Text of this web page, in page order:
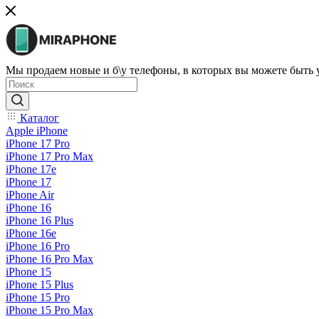
Мы продаем новые и б\у телефоны, в которых вы можете быть
Каталог
Apple iPhone
iPhone 17 Pro
iPhone 17 Pro Max
iPhone 17e
iPhone 17
iPhone Air
iPhone 16
iPhone 16 Plus
iPhone 16e
iPhone 16 Pro
iPhone 16 Pro Max
iPhone 15
iPhone 15 Plus
iPhone 15 Pro
iPhone 15 Pro Max